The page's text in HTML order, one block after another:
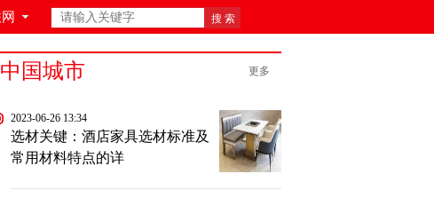
更多
中国城市
2023-06-26 13:34
选材关键：酒店家具选材标准及
常用材料特点的详